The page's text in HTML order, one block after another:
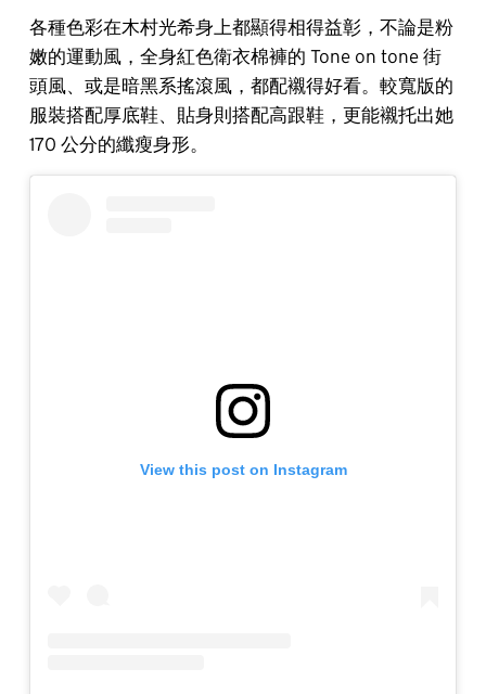
各種色彩在木村光希身上都顯得相得益彰，不論是粉
嫩的運動風，全身紅色衛衣棉褲的 Tone on tone 街
頭風、或是暗黑系搖滾風，都配襯得好看。較寬版的
服裝搭配厚底鞋、貼身則搭配高跟鞋，更能襯托出她
170 公分的纖瘦身形。
View this post on Instagram